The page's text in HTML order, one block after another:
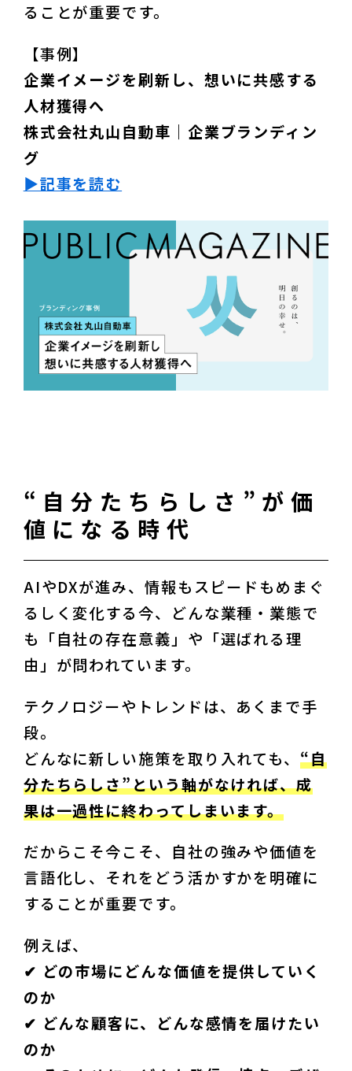
ることが重要です。
企業イメージを刷新し、想いに共感する
人材獲得へ
株式会社丸山自動車｜企業ブランディン
グ
▶︎記事を読む
“自分たちらしさ”が価
値になる時代
AIやDXが進み、情報もスピードもめまぐ
るしく変化する今、どんな業種・業態で
も「自社の存在意義」や「選ばれる理
由」が問われています。
テクノロジーやトレンドは、あくまで手
段。
どんなに新しい施策を取り入れても、“自
分たちらしさ”という軸がなければ、成
果は一過性に終わってしまいます。
だからこそ今こそ、自社の強みや価値を
言語化し、それをどう活かすかを明確に
することが重要です。
例えば、
✔︎ どの市場にどんな価値を提供していく
のか
✔︎ どんな顧客に、どんな感情を届けたい
のか